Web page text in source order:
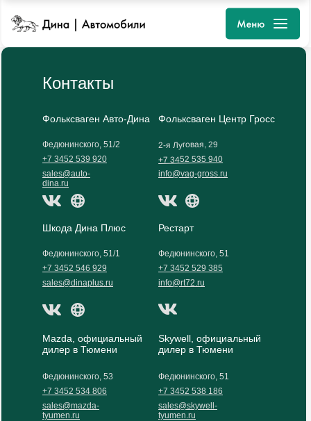
Контакты
Фольксваген Авто-Дина
Федюнинского, 51/2
+7 3452 539 920
sales@auto-
dina.ru
Фольксваген Центр Гросс
2-я Луговая, 29
+7 3452 535 940
info@vag-gross.ru
Шкода Дина Плюс
Федюнинского, 51/1
+7 3452 546 929
sales@dinaplus.ru
Рестарт
Федюнинского, 51
+7 3452 529 385
info@rt72.ru
Mazda, официальный
дилер в Тюмени
Федюнинского, 53
+7 3452 534 806
sales@mazda-
tyumen.ru
Skywell, официальный
дилер в Тюмени
Федюнинского, 51
+7 3452 538 186
sales@skywell-
tyumen.ru